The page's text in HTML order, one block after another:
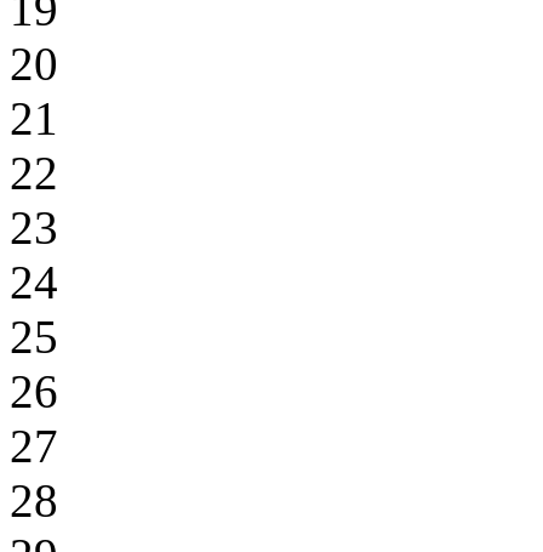
20
21
22
23
24
25
26
27
28